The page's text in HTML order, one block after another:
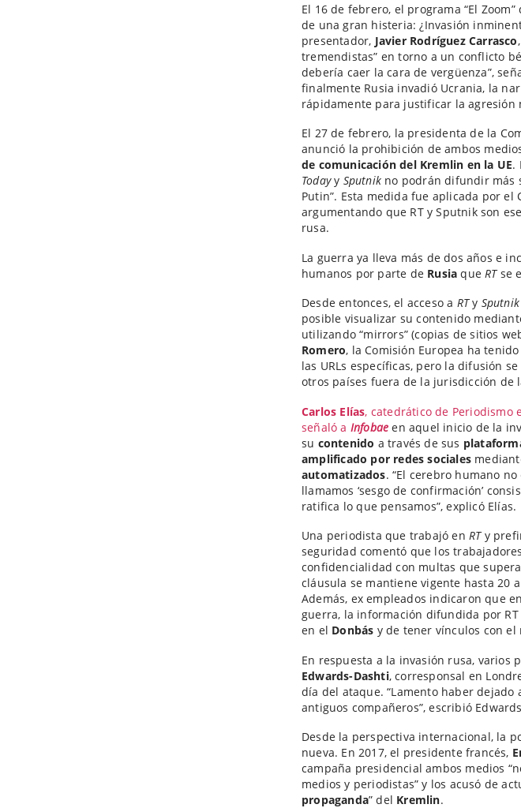
El 16 de febrero, el programa “El
de una gran histeria: ¿Invasión
presentador, Javier Rodríguez Carrasco
tremendistas” en torno a un conflicto
debería caer la cara de vergüenza”,
finalmente Rusia invadió Ucrania, la
rápidamente para justificar la agresión
El 27 de febrero, la presidenta de la
anunció la prohibición de ambos
de comunicación del Kremlin en la UE.
Todayy Sputnik no podrán difundir más
Putin”. Esta medida fue aplicada por
argumentando que RT y Sputnik son
rusa.
La guerra ya lleva más de dos años e
humanos por parte de Rusiaque RTse
Desde entonces, el acceso a RTy
posible visualizar su contenido
utilizando “mirrors” (copias de sitios
Romero, la Comisión Europea ha
las URLs específicas, pero la difusión
otros países fuera de la jurisdicción de
Carlos Elías, catedrático de Periodismo
señaló a Infobaeen aquel inicio de la
su contenido a través de sus
amplificado por redes sociales
automatizados. “El cerebro humano
llamamos ‘sesgo de confirmación’
ratifica lo que pensamos”, explicó Elías.
Una periodista que trabajó en RTy
seguridad comentó que los
confidencialidad con multas que
cláusula se mantiene vigente hasta 20
Además, ex empleados indicaron que
guerra, la información difundida por RT
en el Donbás y de tener vínculos con el
En respuesta a la invasión rusa, varios
Edwards-Dashti, corresponsal en
día del ataque. “Lamento haber dejado
antiguos compañeros”, escribió
Desde la perspectiva internacional, la
nueva. En 2017, el presidente francés,
campaña presidencial ambos medios
medios y periodistas” y los acusó de
propaganda” del Kremlin.